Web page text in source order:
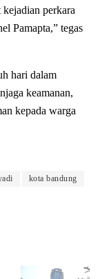
perkara
Pamapta,” tegas
hari dalam
keamanan,
kepada warga
kota bandung